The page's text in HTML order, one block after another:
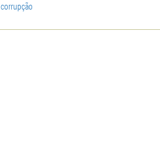
corrupção